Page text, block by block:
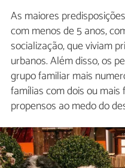
As maiores
com menos de 5 anos,
socialização, que viviam
urbanos. Além disso, os
grupo familiar mais
famílias com dois ou
propensos ao medo do